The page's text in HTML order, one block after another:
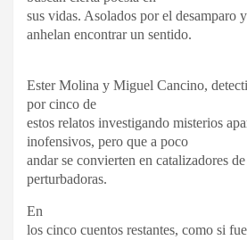
sus vidas. Asolados por el desamparo
anhelan encontrar un sentido.
Ester Molina y Miguel Cancino,
por cinco de
estos relatos investigando misterios
inofensivos, pero que a poco
andar se convierten en catalizadores
perturbadoras.
En
los cinco cuentos restantes, como si